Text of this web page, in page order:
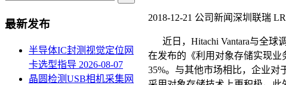
最新发布
半导体IC封测视觉定位网
卡选型指导 2026-08-07
晶圆检测USB相机采集网
2018-12-21 公司新闻深圳联瑞
近日， Hitachi Vantara与全球
在发布的《利用对象存储实现
35%。与其他市场相比，企业对